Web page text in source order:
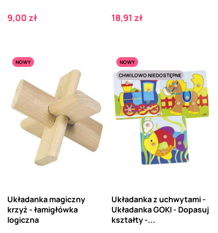
Cena
9,00 zł Cena
18,91 zł
NOWY
Układanka magiczny
krzyż - łamigłówka
logiczna
NOWY
CHWILOWO NIEDOSTĘPNE
Układanka z uchwytami -
Układanka GOKI - Dopasuj
kształty -...